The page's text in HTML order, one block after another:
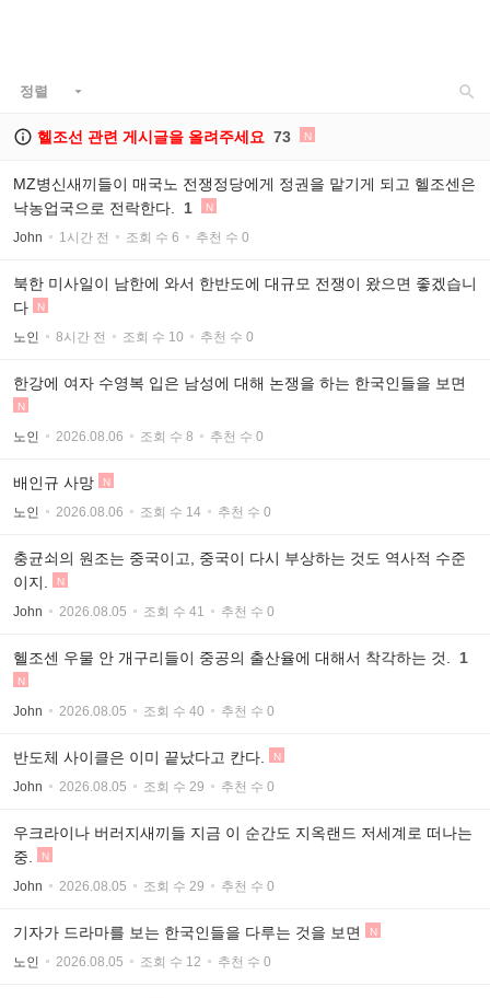
정렬  
 헬조선 관련 게시글을 올려주세요 73 N
MZ병신새끼들이 매국노 전쟁정당에게 정권을 맡기게 되고 헬조센은
낙농업국으로 전락한다.
1 N
John 1시간 전 조회 수 6 추천 수 0
북한 미사일이 남한에 와서 한반도에 대규모 전쟁이 왔으면 좋겠습니
다
N
노인 8시간 전 조회 수 10 추천 수 0
한강에 여자 수영복 입은 남성에 대해 논쟁을 하는 한국인들을 보면
N
노인 2026.08.06 조회 수 8 추천 수 0
배인규 사망 N
노인 2026.08.06 조회 수 14 추천 수 0
충균쇠의 원조는 중국이고, 중국이 다시 부상하는 것도 역사적 수준
이지.
N
John 2026.08.05 조회 수 41 추천 수 0
헬조센 우물 안 개구리들이 중공의 출산율에 대해서 착각하는 것. 1
N
John 2026.08.05 조회 수 40 추천 수 0
반도체 사이클은 이미 끝났다고 칸다. N
John 2026.08.05 조회 수 29 추천 수 0
우크라이나 버러지새끼들 지금 이 순간도 지옥랜드 저세계로 떠나는
중.
N
John 2026.08.05 조회 수 29 추천 수 0
기자가 드라마를 보는 한국인들을 다루는 것을 보면 N
노인 2026.08.05 조회 수 12 추천 수 0